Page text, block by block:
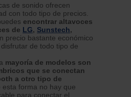
de sonido ofrecen
con todo tipo de precios.
encontrar altavoces
de LG, Sunstech,
precio bastante económico
de todo tipo de
mayoría de modelos son
que se conectan
a otro tipo de
esta forma no hay que
para conectar el